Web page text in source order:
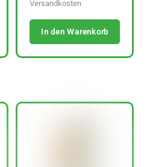
Versandkosten
In den Warenkorb